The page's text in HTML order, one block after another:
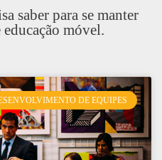
saber para se manter
móvel.
DE EQUIPES